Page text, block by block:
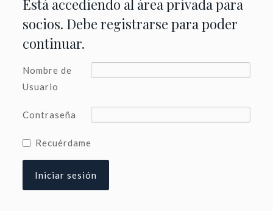
Está accediendo al área privada para
socios. Debe registrarse para poder
continuar.
Nombre de
Usuario
Contraseña
Recuérdame